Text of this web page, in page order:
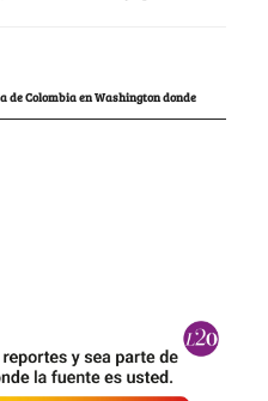
de Colombia en Washington donde